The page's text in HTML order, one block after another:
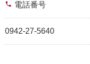
phone 電話番号
0942-27-5640